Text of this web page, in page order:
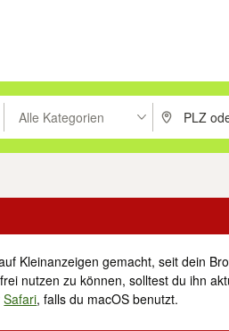
um zu suchen, oder Vorschläge
Alle Kategorien PLZ oder
Kleinanzeigen gemacht, seit dein
nutzen zu können, solltest du ihn
Safari, falls du macOS benutzt.